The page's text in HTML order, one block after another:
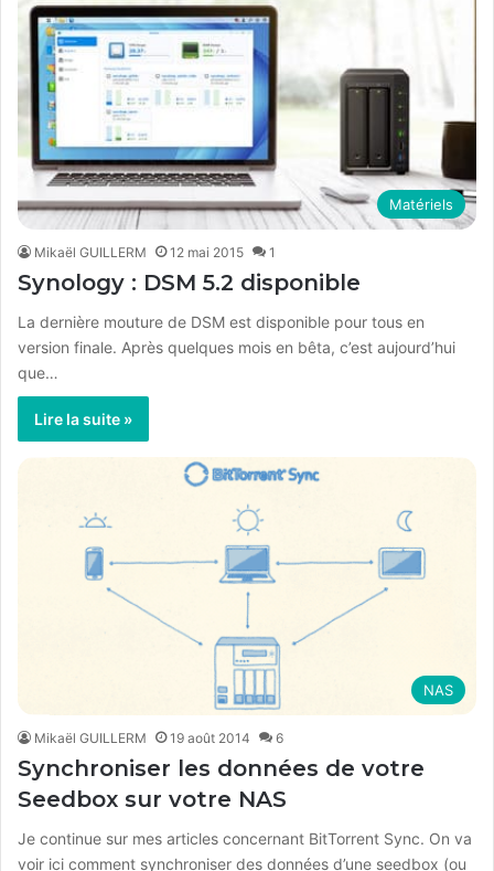
Matériels
Mikaël GUILLERM 12 mai 2015 1
Synology : DSM 5.2 disponible
La dernière mouture de DSM est disponible pour tous en
version finale. Après quelques mois en bêta, c’est aujourd’hui
que…
Lire la suite »
NAS
Mikaël GUILLERM 19 août 2014 6
Synchroniser les données de votre
Seedbox sur votre NAS
Je continue sur mes articles concernant BitTorrent Sync. On va
voir ici comment synchroniser des données d’une seedbox (ou